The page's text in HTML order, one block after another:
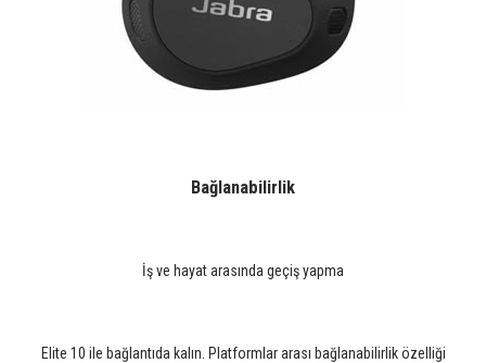
Bağlanabilirlik
İş ve hayat arasında geçiş yapma
Elite 10 ile bağlantıda kalın. Platformlar arası bağlanabilirlik özelliği